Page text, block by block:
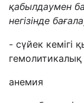
қабылдаумен
негізінде
- сүйек кемігі
гемолитикалық
анемия